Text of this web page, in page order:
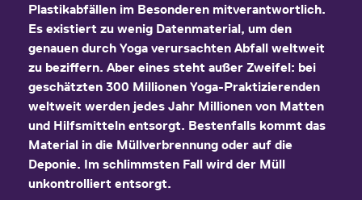
Plastikabfällen im Besonderen mitverantwortlich.
Es existiert zu wenig Datenmaterial, um den
genauen durch Yoga verursachten Abfall weltweit
zu beziffern. Aber eines steht außer Zweifel: bei
geschätzten 300 Millionen Yoga-Praktizierenden
weltweit werden jedes Jahr Millionen von Matten
und Hilfsmitteln entsorgt. Bestenfalls kommt das
Material in die Müllverbrennung oder auf die
Deponie. Im schlimmsten Fall wird der Müll
unkontrolliert entsorgt.